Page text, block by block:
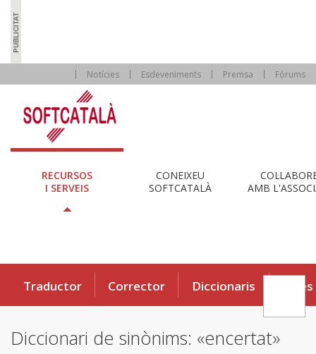
Notícies Esdeveniments Premsa Fòrums
RECURSOS
I SERVEIS
CONEIXEU
SOFTCATALÀ
AMB
Traductor Corrector Diccionaris Eines
Diccionari de sinònims: «encertat»